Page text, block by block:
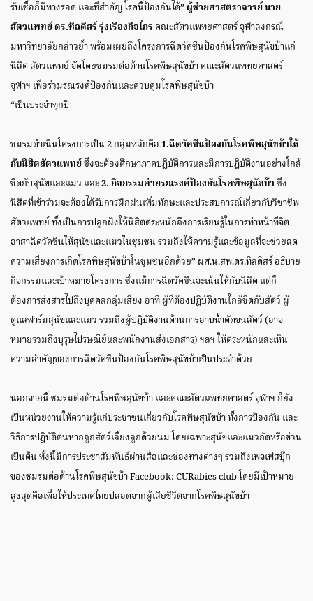
รับเชื้อก็มีทางรอด และที่สำคัญ โรคนี้ป้องกันได้” ผู้ช่วยศาสตราจารย์ นาย
สัตวแพทย์ ดร.ทิลดิสร์ รุ่งเรืองกิจไกร คณะสัตวแพทยศาสตร์ จุฬาลงกรณ์
มหาวิทยาลัยกล่าวย้ำ พร้อมเผยถึงโครงการฉีดวัคซีนป้องกันโรคพิษสุนัขบ้าแก่
นิสิต สัตวแพทย์ จัดโดยชมรมต่อต้านโรคพิษสุนัขบ้า คณะสัตวแพทยศาสตร์
จุฬาฯ เพื่อร่วมรณรงค์ป้องกันและควบคุมโรคพิษสุนัขบ้า
“เป็นประจำทุกปี
ชมรมดำเนินโครงการเป็น 2 กลุ่มหลักคือ1.ฉีดวัคซีนป้องกันโรคพิษสุนัขบ้าให้
กับนิสิตสัตวแพทย์ซึ่งจะต้องศึกษาภาคปฏิบัติการและมีการปฎิบัติงานอย่างใกล้
ชิดกับสุนัขและแมว และ2. กิจกรรมค่ายรณรงค์ป้องกันโรคพิษสุนัขบ้าซึ่ง
นิสิตที่เข้าร่วมจะต้องได้รับการฝึกฝนเพิ่มทักษะและประสบการณ์เกี่ยวกับวิชาชีพ
สัตวแพทย์ ทั้งเป็นการปลูกฝังให้นิสิตตระหนักถึงการเรียนรู้ในการทำหน้าที่จิต
อาสาฉีดวัคซีนให้สุนัขและแมวในชุมชน รวมถึงให้ความรู้และข้อมูลที่จะช่วยลด
ความเสี่ยงการเกิดโรคพิษสุนัขบ้าในชุมชนอีกด้วย” ผศ.น.สพ.ดร.ทิลดิสร์ อธิบาย
กิจกรรมและเป้าหมายโครงการ ซึ่งแม้การฉีดวัคซีนจะเน้นให้กับนิสิต แต่ก็
ต้องการส่งสารไปถึงบุคคลกลุ่มเสี่ยง อาทิ ผู้ที่ต้องปฎิบัติงานใกล้ชิดกับสัตว์ ผู้
ดูแลฟาร์มสุนัขและแมว รวมถึงผู้ปฎิบัติงานด้านการอาบน้ำตัดขนสัตว์ (อาจ
หมายรวมถึงบุรุษไปรษณีย์และพนักงานส่งเอกสาร) ฯลฯ ให้ตระหนักและเห็น
ความสำคัญของการฉีดวัคซีนป้องกันโรคพิษสุนัขบ้าเป็นประจำด้วย
นอกจากนี้ ชมรมต่อต้านโรคพิษสุนัขบ้า และคณะสัตวแพทยศาสตร์ จุฬาฯ ก็ยัง
เป็นหน่วยงานให้ความรู้แก่ประชาชนเกี่ยวกับโรคพิษสุนัขบ้า ทั้งการป้องกัน และ
วิธีการปฎิบัติตนหากถูกสัตว์เลี้ยงลูกด้วยนม โดยเฉพาะสุนัขและแมวกัดหรือข่วน
เป็นต้น ทั้งนี้มีการประชาสัมพันธ์ผ่านสื่อและช่องทางต่างๆ รวมถึงเพจเฟสบุ๊ก
ของชมรมต่อต้านโรคพิษสุนัขบ้า Facebook: CURabies club โดยมีเป้าหมาย
สูงสุดคือเพื่อให้ประเทศไทยปลอดจากผู้เสียชีวิตจากโรคพิษสุนัขบ้า